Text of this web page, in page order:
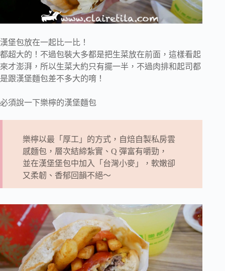
漢堡包放在一起比一比！
都超大的！不過包裝大多都是把生菜放在前面，這樣看起
來才澎湃，所以生菜大約只有擺一半，不過肉排和起司都
是跟漢堡麵包差不多大的唷！
必須說一下樂檸的漢堡麵包
樂檸以最「厚工」的方式，自焙自製私房雲
感麵包，層次結締紮實、Q 彈富有嚼勁，
並在漢堡堡包中加入「台灣小麥」，軟嫩卻
又柔韌、香郁回韻不絕～